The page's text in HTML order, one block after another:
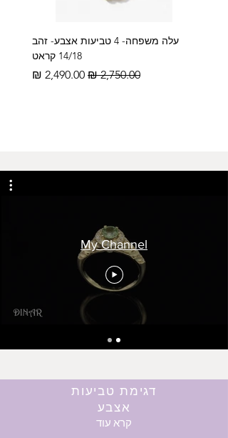
עלה משפחה- 4 טביעות אצבע- זהב
14/18 קראט
מחיר רגיל מחיר מבצע
My Channel
דגימת טביעות
אצבע
קרא עוד